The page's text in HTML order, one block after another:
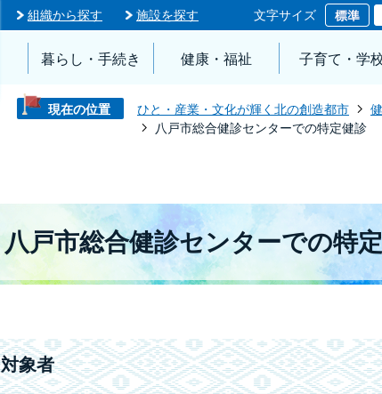
組織から探す 施設を探す 文字サイズ
暮らし・手続き 健康・福祉 子育て・学
現在の位置 ひと・産業・文化が輝く北の創造都市
八戸市総合健診センターでの特定健診
八戸市総合健診センターでの特
対象者